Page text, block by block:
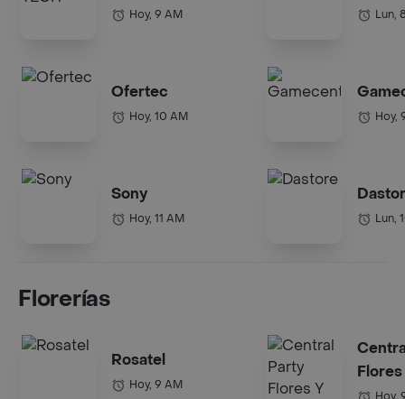
Hoy, 9 AM
Ofertec
Hoy, 10 AM
Sony
Hoy, 11 AM
Lun,
Hoy,
Lun,
Florerías
Rosatel
Hoy, 9 AM